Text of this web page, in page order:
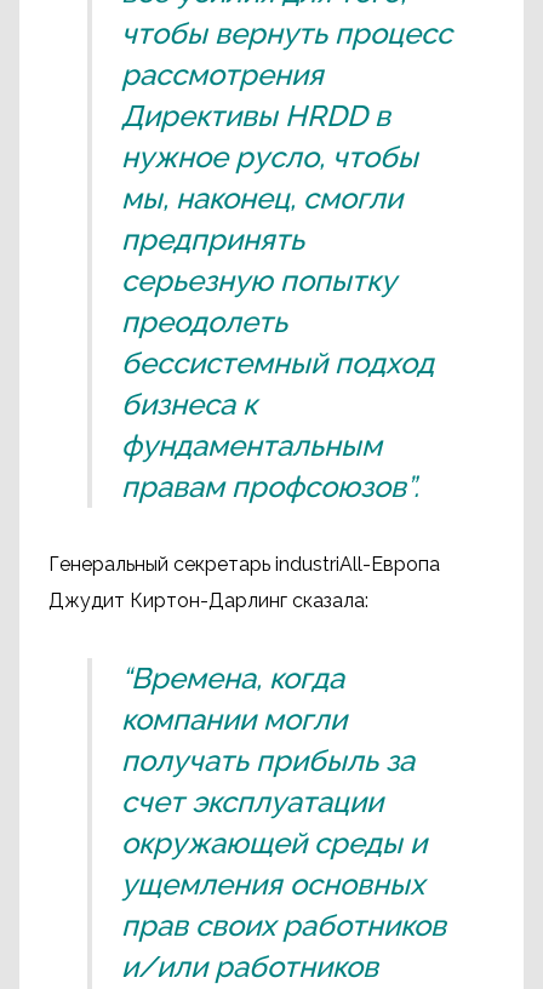
чтобы вернуть процесс
рассмотрения
Директивы HRDD в
нужное русло, чтобы
мы, наконец, смогли
предпринять
серьезную попытку
преодолеть
бессистемный подход
бизнеса к
фундаментальным
правам профсоюзов”.
Генеральный секретарь industriAll-Европа
Джудит Киртон-Дарлинг сказала:
“Времена, когда
компании могли
получать прибыль за
счет эксплуатации
окружающей среды и
ущемления основных
прав своих работников
и/или работников